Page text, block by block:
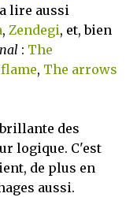
lire aussi
, Zendegi, et, bien
: The
, The arrows
des
logique. C'est
de plus en
aussi.